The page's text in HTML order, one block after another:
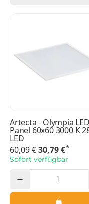
Artecta - Olympia LED
Panel 60x60 3000 K
LED
60,09 €30,79 €*
Sofort verfügbar